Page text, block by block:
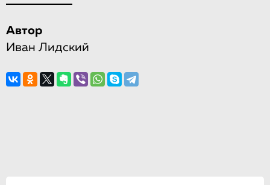
Автор
Иван Лидский